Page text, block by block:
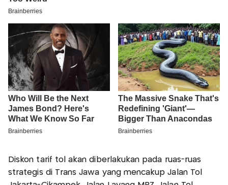
Diskon tarif tol akan diberlakukan pada ruas-ruas
strategis di Trans Jawa yang mencakup Jalan Tol